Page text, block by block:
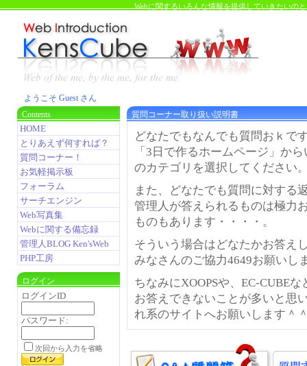
Webに関するいろんな情報を提供していきたいの
ようこそ Guest さん
Contents
HOME
とりあえず何すれば？
質問コーナー！
お気軽掲示板
フォーラム
サーチエンジン
Web写真集
Webに関する備忘録
管理人BLOG Ken'sWeb
PHP工房
ログイン
ログインID
パスワード:
次回から入力を省略
質問コーナー取り扱い説明書
どなたでもなんでも質問おｋで
「3日で作るホームページ」か
のカテゴリを選択してください
また、どなたでも質問に対する
管理人が答えられるものは極力
ものもあります・・・・。
そういう場合はどなたかお答え
みなさんのご協力4649お願いし
ちなみにXOOPSや、EC-CUBE
お答えできないことが多いと思
れ系のサイトへお願いします＾